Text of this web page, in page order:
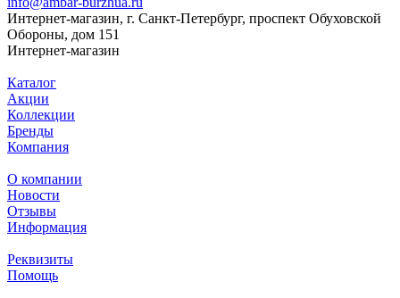
Интернет-магазин, г. Санкт-Петербург, проспект Обуховской
Обороны, дом 151
Интернет-магазин
Каталог
Акции
Коллекции
Бренды
Компания
О компании
Новости
Отзывы
Информация
Реквизиты
Помощь